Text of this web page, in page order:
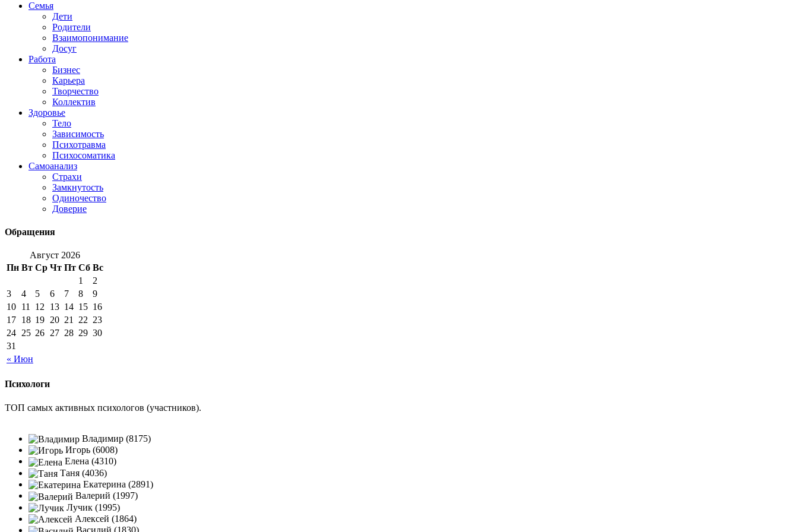
Семья
Дети
Родители
Взаимопонимание
Досуг
Работа
Бизнес
Карьера
Творчество
Коллектив
Здоровье
Тело
Зависимость
Психотравма
Психосоматика
Самоанализ
Страхи
Замкнутость
Одиночество
Доверие
Обращения
Август 2026
Пн Вт Ср Чт Пт Сб Вс
« Июн
1
2
3
4 5 6 7 8
9
10 11 12 13 14 15 16
17 18 19 20 21 22 23
24 25 26 27 28 29 30
31
Психологи
ТОП самых активных психологов (участников).
Владимир (8175)
Игорь (6008)
Елена (4310)
Таня (4036)
Екатерина (2891)
Валерий (1997)
Лучик (1995)
Алексей (1864)